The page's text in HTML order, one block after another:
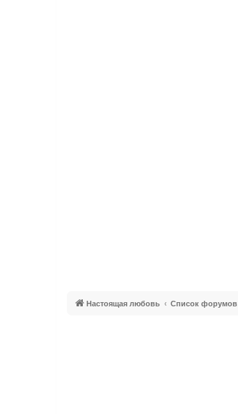
Настоящая любовь Список форумов